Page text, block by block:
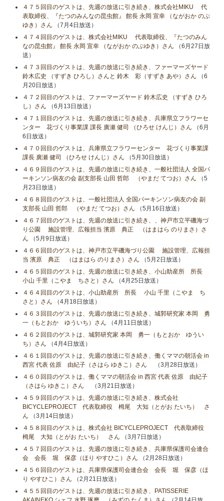
４７５回目のゲストは、先週の放送に引き続き、株式会社MIKU 代
表取締役、『たつのみんなの昆虫館』 館長 永岡 宣幸 （ながおか のぶ
ゆき）さん （7月4日放送）
４７４回目のゲストは、株式会社MIKU 代表取締役、『たつのみん
なの昆虫館』 館長 永岡 宣幸 （ながおか のぶゆき）さん （6月27日放
送）
４７３回目のゲストは、先週の放送に引き続き、ファーマーズヤード
鈴木広史 （すずき ひろし）さんと 鈴木 彩（すずき あや）さん （6
月20日放送）
４７２回目のゲストは、ファーマーズヤード 鈴木広史 （すずき ひろ
し）さん （6月13日放送）
４７１回目のゲストは、先週の放送に引き続き、兵庫県立フラワーセ
ンター 花づくり事業課 課長 廣瀬 健司 （ひろせ けんじ）さん （6月
6日放送）
４７０回目のゲストは、兵庫県立フラワーセンター 花づくり事業課
課長 廣瀬 健司 （ひろせ けんじ）さん （5月30日放送）
４６９回目のゲストは、先週の放送に引き続き、一般社団法人 全国パ
ーキンソン病友の会 副支部長 山田 哲郎 （やまだ てつお）さん （5
月23日放送）
４６８回目のゲストは、一般社団法人 全国パーキンソン病友の会 副
支部長 山田 哲郎 （やまだ てつお）さん （5月16日放送）
４６７回目のゲストは、先週の放送に引き続き、、神戸市立平磯海づ
り公園 施設管理、広報担当 濱原 典正 （はまはら のりまさ）さ
ん （5月9日放送）
４６６回目のゲストは、神戸市立平磯海づり公園 施設管理、広報担
当 濱原 典正 （はまはら のりまさ）さん （5月2日放送）
４６５回目のゲストは、先週の放送に引き続き、小山助産所 所長
小山​ 千里（こやま ちさと）さん （4月25日放送）
４６４回目のゲストは、小山助産所 所長 小山​ 千里（こやま ち
さと）さん （4月18日放送）
４６３回目のゲストは、先週の放送に引き続き、城郭研究家 本岡 勇
一（もとおか ゆういち）さん （4月11日放送）
４６２回目のゲストは、城郭研究家 本岡 勇一（もとおか ゆうい
ち）さん （4月4日放送）
４６１回目のゲストは、先週の放送に引き続き、働くママの朝活会 in
西宮 代表 佐原 由紀子（さはら ゆきこ）さん
（3月28日放送）
４６０回目のゲストは、働くママの朝活会 in 西宮 代表 佐原 由紀子
（さはら ゆきこ）さん
（3月21日放送）
４５９回目のゲストは、先週の放送に引き続き、株式会社
BICYCLEPROJECT 代表取締役 栂尾 大知（とがお たいち） さ
ん （3月14日放送）
４５８回目のゲストは、株式会社 BICYCLEPROJECT 代表取締役
栂尾 大知（とがお たいち） さん （3月7日放送）
４５７回目のゲストは、先週の放送に引き続き、兵庫県保護司会連合
会 会長 堀 保彦（ほり やすひこ）さん （2月28日放送）
４５６回目のゲストは、兵庫県保護司会連合会 会長 堀 保彦（ほ
り やすひこ）さん （2月21日放送）
４５５回目のゲストは、先週の放送に引き続き、PATISSERIE